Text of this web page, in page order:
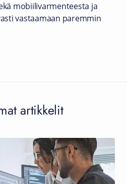
mobiilivarmenteesta ja
vastaamaan paremmin
artikkelit